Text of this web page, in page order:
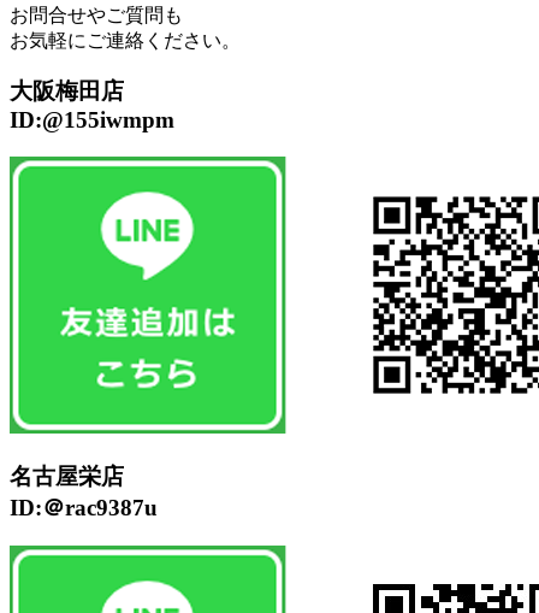
お問合せやご質問も
お気軽にご連絡ください。
大阪梅田店
ID:@155iwmpm
名古屋栄店
ID:＠rac9387u